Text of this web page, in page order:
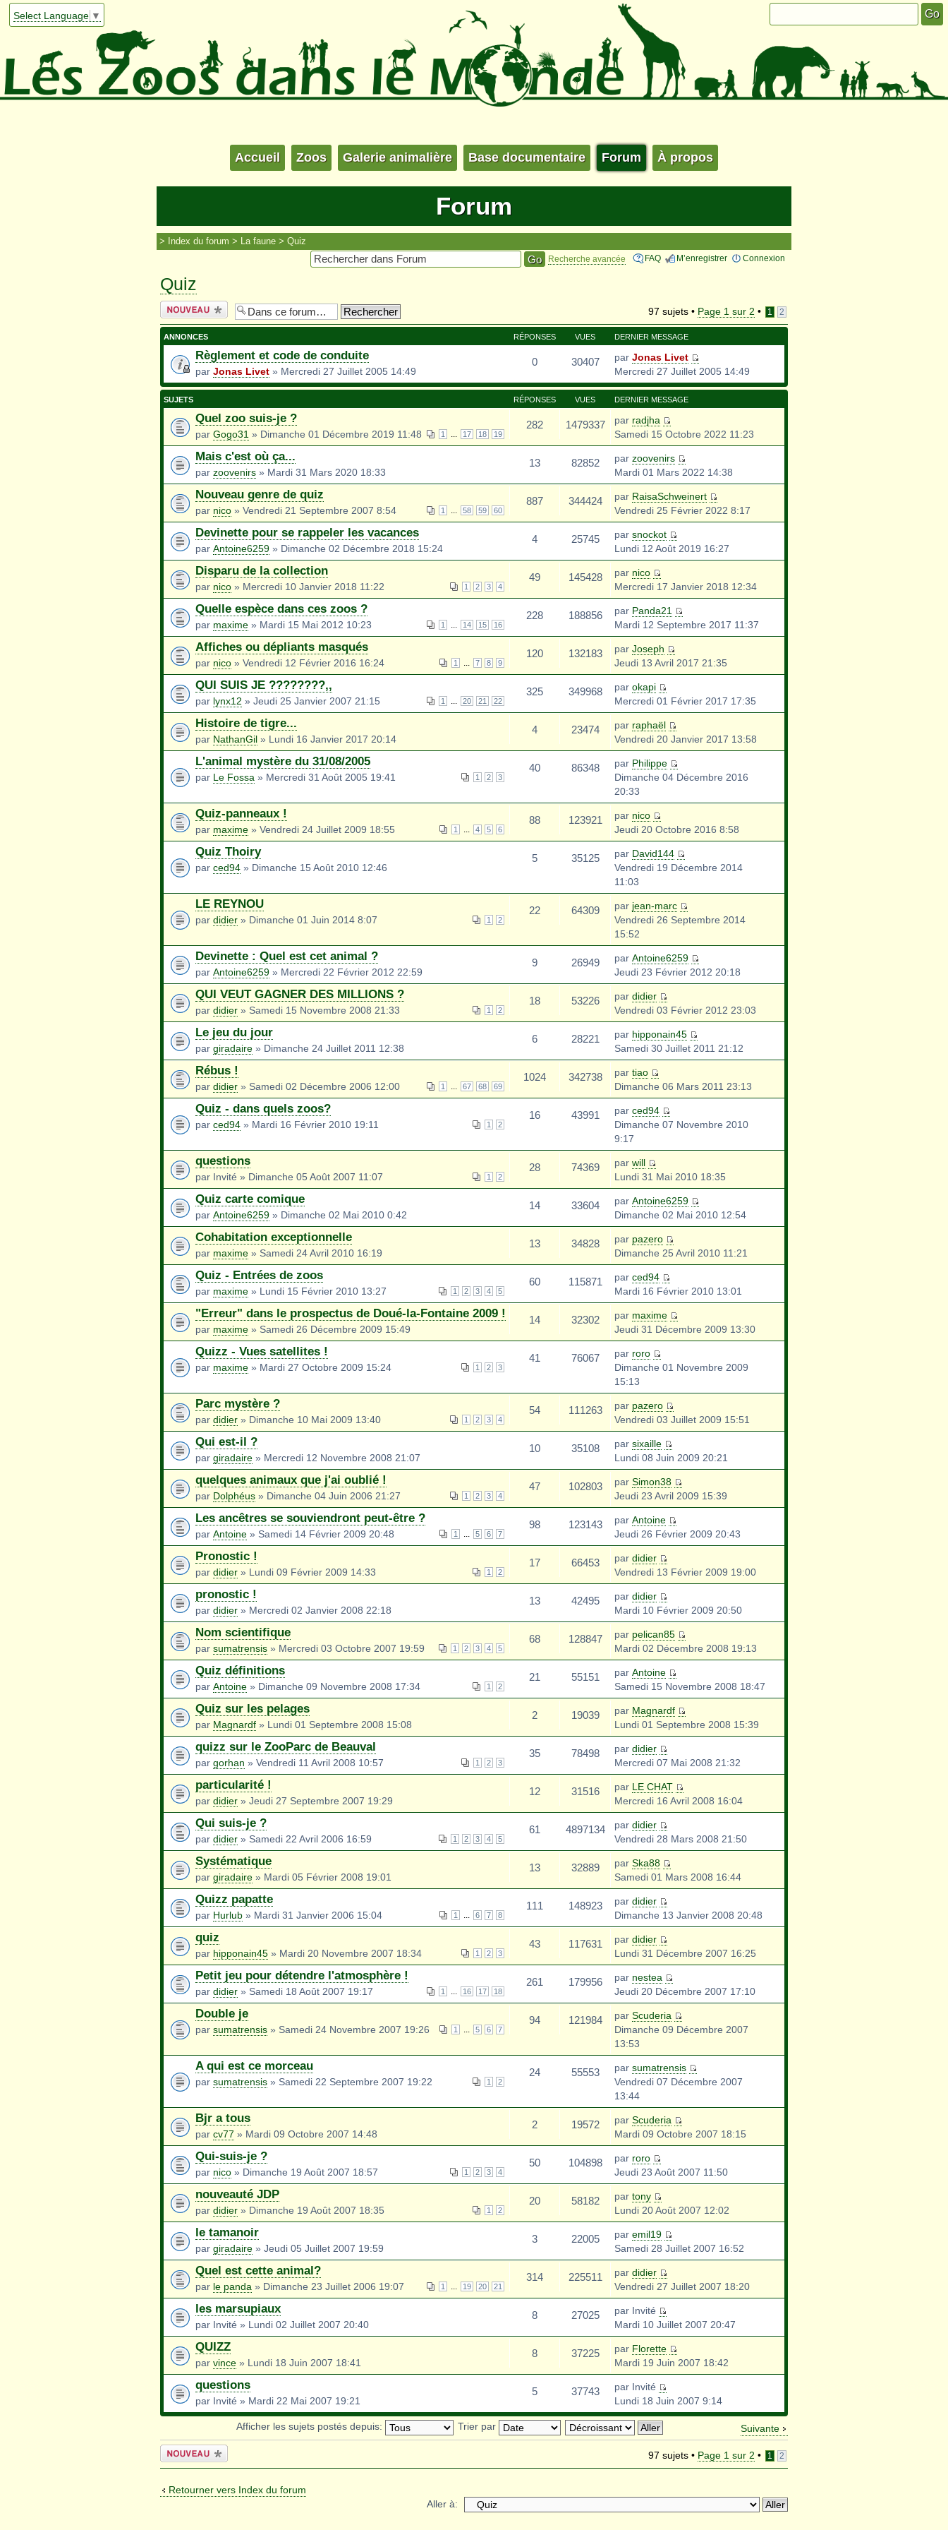
Select Language ▼
Accueil Zoos Galerie animalière Base documentaire Forum À propos
Forum
Index du forum La faune Quiz
FAQ M’enregistrer Connexion
Recherche avancée
Quiz
Écrire un
nouveau sujet
97 sujets • Page 1 sur 2 • 1 2
ANNONCES RÉPONSES VUES DERNIER MESSAGE
Règlement et code de conduite
par Jonas Livet » Mercredi 27 Juillet 2005 14:49
0 30407 par Jonas Livet
Mercredi 27 Juillet 2005 14:49
SUJETS RÉPONSES VUES DERNIER MESSAGE
Quel zoo suis-je ?
1 ... 17 18 19
par Gogo31 » Dimanche 01 Décembre 2019 11:48
282 1479337 par radjha
Samedi 15 Octobre 2022 11:23
Mais c'est où ça...
par zoovenirs » Mardi 31 Mars 2020 18:33
13 82852 par zoovenirs
Mardi 01 Mars 2022 14:38
Nouveau genre de quiz
1 ... 58 59 60
par nico » Vendredi 21 Septembre 2007 8:54
887 344424 par RaisaSchweinert
Vendredi 25 Février 2022 8:17
Devinette pour se rappeler les vacances
par Antoine6259 » Dimanche 02 Décembre 2018 15:24
4 25745 par snockot
Lundi 12 Août 2019 16:27
Disparu de la collection
1 2 3 4
par nico » Mercredi 10 Janvier 2018 11:22
49 145428 par nico
Mercredi 17 Janvier 2018 12:34
Quelle espèce dans ces zoos ?
1 ... 14 15 16
par maxime » Mardi 15 Mai 2012 10:23
228 188856 par Panda21
Mardi 12 Septembre 2017 11:37
Affiches ou dépliants masqués
1 ... 7 8 9
par nico » Vendredi 12 Février 2016 16:24
120 132183 par Joseph
Jeudi 13 Avril 2017 21:35
QUI SUIS JE ????????,,
1 ... 20 21 22
par lynx12 » Jeudi 25 Janvier 2007 21:15
325 349968 par okapi
Mercredi 01 Février 2017 17:35
Histoire de tigre...
par NathanGil » Lundi 16 Janvier 2017 20:14
4 23474 par raphaël
Vendredi 20 Janvier 2017 13:58
L'animal mystère du 31/08/2005
1 2 3
par Le Fossa » Mercredi 31 Août 2005 19:41
40 86348 par Philippe
Dimanche 04 Décembre 2016
20:33
Quiz-panneaux !
1 ... 4 5 6
par maxime » Vendredi 24 Juillet 2009 18:55
88 123921 par nico
Jeudi 20 Octobre 2016 8:58
Quiz Thoiry
par ced94 » Dimanche 15 Août 2010 12:46
5 35125 par David144
Vendredi 19 Décembre 2014
11:03
LE REYNOU
1 2
par didier » Dimanche 01 Juin 2014 8:07
22 64309 par jean-marc
Vendredi 26 Septembre 2014
15:52
Devinette : Quel est cet animal ?
par Antoine6259 » Mercredi 22 Février 2012 22:59
9 26949 par Antoine6259
Jeudi 23 Février 2012 20:18
QUI VEUT GAGNER DES MILLIONS ?
1 2
par didier » Samedi 15 Novembre 2008 21:33
18 53226 par didier
Vendredi 03 Février 2012 23:03
Le jeu du jour
par giradaire » Dimanche 24 Juillet 2011 12:38
6 28221 par hipponain45
Samedi 30 Juillet 2011 21:12
Rébus !
1 ... 67 68 69
par didier » Samedi 02 Décembre 2006 12:00
1024 342738 par tiao
Dimanche 06 Mars 2011 23:13
Quiz - dans quels zoos?
1 2
par ced94 » Mardi 16 Février 2010 19:11
16 43991 par ced94
Dimanche 07 Novembre 2010
9:17
questions
1 2
par Invité » Dimanche 05 Août 2007 11:07
28 74369 par will
Lundi 31 Mai 2010 18:35
Quiz carte comique
par Antoine6259 » Dimanche 02 Mai 2010 0:42
14 33604 par Antoine6259
Dimanche 02 Mai 2010 12:54
Cohabitation exceptionnelle
par maxime » Samedi 24 Avril 2010 16:19
13 34828 par pazero
Dimanche 25 Avril 2010 11:21
Quiz - Entrées de zoos
1 2 3 4 5
par maxime » Lundi 15 Février 2010 13:27
60 115871 par ced94
Mardi 16 Février 2010 13:01
"Erreur" dans le prospectus de Doué-la-Fontaine 2009 !
par maxime » Samedi 26 Décembre 2009 15:49
14 32302 par maxime
Jeudi 31 Décembre 2009 13:30
Quizz - Vues satellites !
1 2 3
par maxime » Mardi 27 Octobre 2009 15:24
41 76067 par roro
Dimanche 01 Novembre 2009
15:13
Parc mystère ?
1 2 3 4
par didier » Dimanche 10 Mai 2009 13:40
54 111263 par pazero
Vendredi 03 Juillet 2009 15:51
Qui est-il ?
par giradaire » Mercredi 12 Novembre 2008 21:07
10 35108 par sixaille
Lundi 08 Juin 2009 20:21
quelques animaux que j'ai oublié !
1 2 3 4
par Dolphéus » Dimanche 04 Juin 2006 21:27
47 102803 par Simon38
Jeudi 23 Avril 2009 15:39
Les ancêtres se souviendront peut-être ?
1 ... 5 6 7
par Antoine » Samedi 14 Février 2009 20:48
98 123143 par Antoine
Jeudi 26 Février 2009 20:43
Pronostic !
1 2
par didier » Lundi 09 Février 2009 14:33
17 66453 par didier
Vendredi 13 Février 2009 19:00
pronostic !
par didier » Mercredi 02 Janvier 2008 22:18
13 42495 par didier
Mardi 10 Février 2009 20:50
Nom scientifique
1 2 3 4 5
par sumatrensis » Mercredi 03 Octobre 2007 19:59
68 128847 par pelican85
Mardi 02 Décembre 2008 19:13
Quiz définitions
1 2
par Antoine » Dimanche 09 Novembre 2008 17:34
21 55151 par Antoine
Samedi 15 Novembre 2008 18:47
Quiz sur les pelages
par Magnardf » Lundi 01 Septembre 2008 15:08
2 19039 par Magnardf
Lundi 01 Septembre 2008 15:39
quizz sur le ZooParc de Beauval
1 2 3
par gorhan » Vendredi 11 Avril 2008 10:57
35 78498 par didier
Mercredi 07 Mai 2008 21:32
particularité !
par didier » Jeudi 27 Septembre 2007 19:29
12 31516 par LE CHAT
Mercredi 16 Avril 2008 16:04
Qui suis-je ?
1 2 3 4 5
par didier » Samedi 22 Avril 2006 16:59
61 4897134 par didier
Vendredi 28 Mars 2008 21:50
Systématique
par giradaire » Mardi 05 Février 2008 19:01
13 32889 par Ska88
Samedi 01 Mars 2008 16:44
Quizz papatte
1 ... 6 7 8
par Hurlub » Mardi 31 Janvier 2006 15:04
111 148923 par didier
Dimanche 13 Janvier 2008 20:48
quiz
1 2 3
par hipponain45 » Mardi 20 Novembre 2007 18:34
43 117631 par didier
Lundi 31 Décembre 2007 16:25
Petit jeu pour détendre l'atmosphère !
1 ... 16 17 18
par didier » Samedi 18 Août 2007 19:17
261 179956 par nestea
Jeudi 20 Décembre 2007 17:10
Double je
1 ... 5 6 7
par sumatrensis » Samedi 24 Novembre 2007 19:26
94 121984 par Scuderia
Dimanche 09 Décembre 2007
13:53
A qui est ce morceau
1 2
par sumatrensis » Samedi 22 Septembre 2007 19:22
24 55553 par sumatrensis
Vendredi 07 Décembre 2007
13:44
Bjr a tous
par cv77 » Mardi 09 Octobre 2007 14:48
2 19572 par Scuderia
Mardi 09 Octobre 2007 18:15
Qui-suis-je ?
1 2 3 4
par nico » Dimanche 19 Août 2007 18:57
50 104898 par roro
Jeudi 23 Août 2007 11:50
nouveauté JDP
1 2
par didier » Dimanche 19 Août 2007 18:35
20 58182 par tony
Lundi 20 Août 2007 12:02
le tamanoir
par giradaire » Jeudi 05 Juillet 2007 19:59
3 22005 par emil19
Samedi 28 Juillet 2007 16:52
Quel est cette animal?
1 ... 19 20 21
par le panda » Dimanche 23 Juillet 2006 19:07
314 225511 par didier
Vendredi 27 Juillet 2007 18:20
les marsupiaux
par Invité » Lundi 02 Juillet 2007 20:40
8 27025
par Invité
Mardi 10 Juillet 2007 20:47
QUIZZ
par vince » Lundi 18 Juin 2007 18:41
8 37225 par Florette
Mardi 19 Juin 2007 18:42
questions
par Invité » Mardi 22 Mai 2007 19:21
5 37743
par Invité
Lundi 18 Juin 2007 9:14
Suivante
Afficher les sujets postés depuis: Trier par
Écrire un
nouveau sujet
97 sujets • Page 1 sur 2 • 1 2
Retourner vers Index du forum
Aller à: